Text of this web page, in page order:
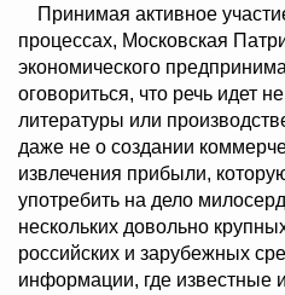
Принимая активное
процессах, Московская
экономического
оговориться, что речь идет
литературы или
даже не о создании
извлечения прибыли,
употребить на дело
нескольких довольно
российских и зарубежных
информации, где известные